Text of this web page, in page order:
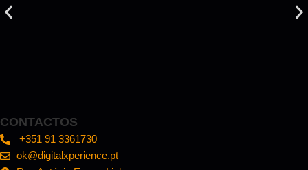
CONTACTOS
+351 91 3361730
ok@digitalxperience.pt